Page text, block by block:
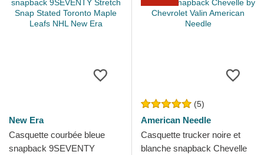
New Era
Casquette courbée bleue
snapback 9SEVENTY
(5)
American Needle
Casquette trucker noire et
blanche snapback Chevelle